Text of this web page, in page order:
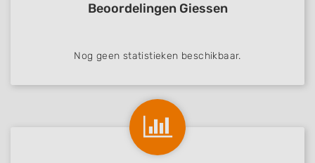
Beoordelingen Giessen
Nog geen statistieken beschikbaar.